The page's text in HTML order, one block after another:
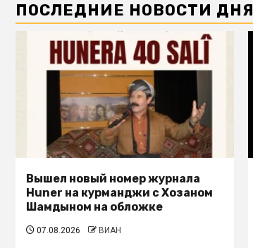
ПОСЛЕДНИЕ НОВОСТИ ДНЯ
Вышел новый номер журнала
Huner на курманджи с Хозаном
Шамдыном на обложке
07.08.2026 ВИАН